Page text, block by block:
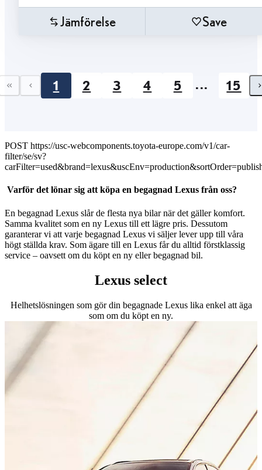
Jämförelse Save
First page
Previous page
1 2 3 4 5 ... 15
POST https://usc-webcomponents.toyota-europe.com/v1/car-
filter/se/sv?
Varför det lönar sig att köpa en begagnad Lexus från oss?
En begagnad Lexus slår de flesta nya bilar när det gäller komfort.
Samma kvalitet som en ny Lexus till ett lägre pris. Dessutom
garanterar vi att varje begagnad Lexus vi säljer lever upp till våra
högt ställda krav. Som ägare till en Lexus får du alltid förstklassig
service – oavsett om du köpt en ny eller begagnad bil.
Lexus select
Helhetslösningen som gör din begagnade Lexus lika enkel att äga
som om du köpt en ny.